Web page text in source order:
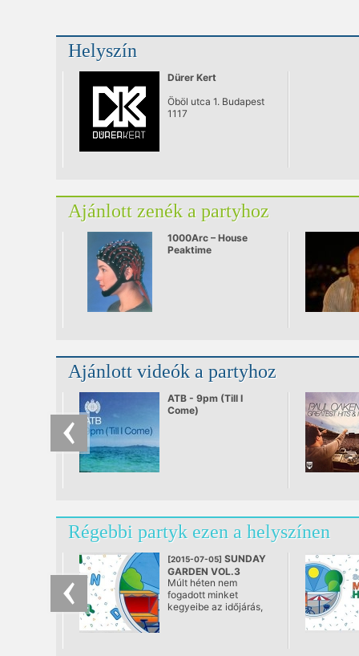
Helyszín
Dürer Kert
Öböl utca 1. Budapest
1117
Ajánlott zenék a partyhoz
1000Arc – House
Peaktime
Ajánlott videók a partyhoz
ATB - 9pm (Till I
Come)
Régebbi partyk ezen a helyszínen
[2015-07-05] SUNDAY
GARDEN VOL.3
@ Dürer Kert
Múlt héten nem
fogadott minket
kegyeibe az időjárás,